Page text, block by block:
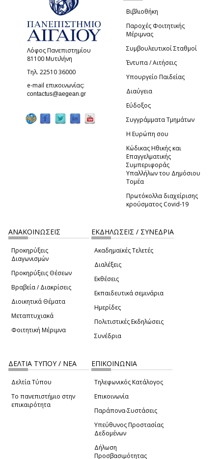
Λόφος Πανεπιστημίου
81100 Μυτιλήνη
Τηλ. 22510 36000
e-mail επικοινωνίας:
contactus@aegean.gr (link sends e-mail)
Βιβλιοθήκη
Παροχές Φοιτητικής
Μέριμνας
Συμβουλευτικοί Σταθμοί
Έντυπα / Αιτήσεις
Υπουργείο Παιδείας
Διαύγεια
Εύδοξος
Συγγράμματα Τμημάτων
Η Ευρώπη σου
Κώδικας Ηθικής και
Επαγγελματικής
Συμπεριφοράς
Υπαλλήλων του Δημόσιου
Τομέα
Πρωτόκολλα διαχείρισης
κρούσματος Covid-19
ΑΝΑΚΟΙΝΩΣΕΙΣ
Προκηρύξεις
Διαγωνισμών
Προκηρύξεις Θέσεων
Βραβεία / Διακρίσεις
Διοικητικά Θέματα
Μεταπτυχιακά
Φοιτητική Μέριμνα
ΕΚΔΗΛΩΣΕΙΣ / ΣΥΝΕΔΡΙΑ
Ακαδημαϊκές Τελετές
Διαλέξεις
Εκθέσεις
Εκπαιδευτικά σεμινάρια
Ημερίδες
Πολιτιστικές Εκδηλώσεις
Συνέδρια
ΔΕΛΤΙΑ ΤΥΠΟΥ / ΝΕΑ
Δελτία Τύπου
Το πανεπιστήμιο στην
επικαιρότητα
ΕΠΙΚΟΙΝΩΝΙΑ
Τηλεφωνικός Κατάλογος
Επικοινωνία
Παράπονα-Συστάσεις
Υπεύθυνος Προστασίας
Δεδομένων
Δήλωση
Προσβασιμότητας